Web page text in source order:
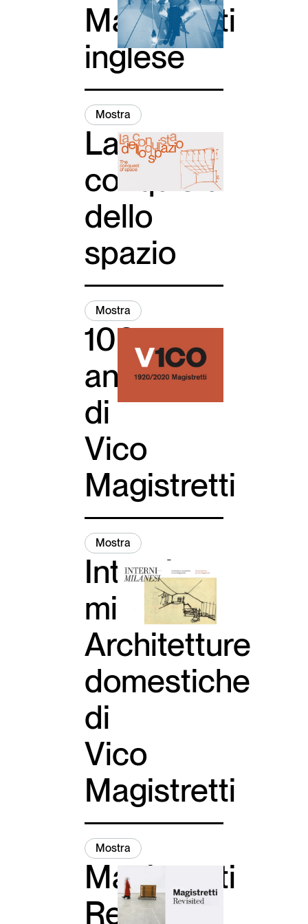
Magistretti
inglese
Mostra
La
conquista
dello
spazio
Mostra
100
anni
di
Vico
Magistretti
Mostra
Interni
milanesi.
Architetture
domestiche
di
Vico
Magistretti
Mostra
Magistretti
Revisited